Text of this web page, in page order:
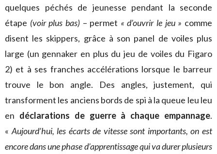
quelques péchés de jeunesse pendant la seconde
étape (voir plus bas)– permet « d’ouvrir le jeu » comme
disent les skippers, grâce à son panel de voiles plus
large (un gennaker en plus du jeu de voiles du Figaro
2) et à ses franches accélérations lorsque le barreur
trouve le bon angle. Des angles, justement, qui
transforment les anciens bords de spi à la queue leu leu
en déclarations de guerre à chaque empannage.
« Aujourd’hui, les écarts de vitesse sont importants, on est
encore dans une phase d’apprentissage qui va durer plusieurs